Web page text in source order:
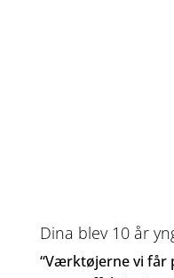
Dina blev 10 år
“Værktøjerne vi får